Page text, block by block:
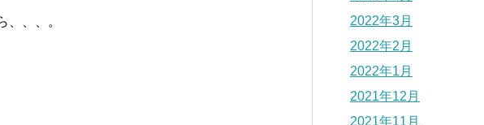
、、、。
2022年3月
2022年2月
2022年1月
2021年12月
2021年11月